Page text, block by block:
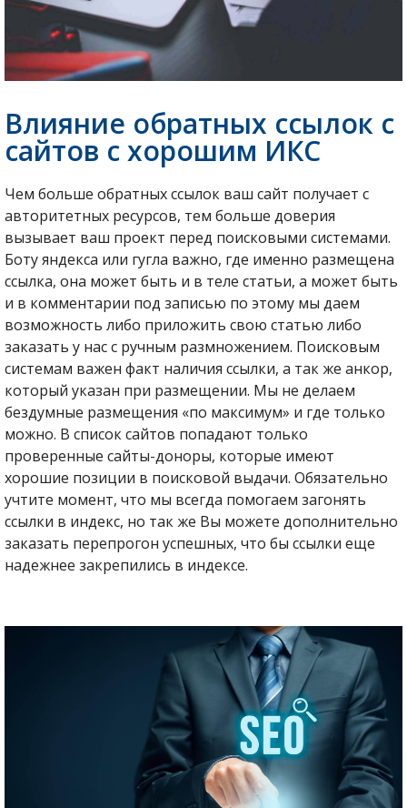
Влияние обратных ссылок с
сайтов с хорошим ИКС
Чем больше обратных ссылок ваш сайт получает с
авторитетных ресурсов, тем больше доверия
вызывает ваш проект перед поисковыми системами.
Боту яндекса или гугла важно, где именно размещена
ссылка, она может быть и в теле статьи, а может быть
и в комментарии под записью по этому мы даем
возможность либо приложить свою статью либо
заказать у нас с ручным размножением. Поисковым
системам важен факт наличия ссылки, а так же анкор,
который указан при размещении. Мы не делаем
бездумные размещения «по максимум» и где только
можно. В список сайтов попадают только
проверенные сайты-доноры, которые имеют
хорошие позиции в поисковой выдачи. Обязательно
учтите момент, что мы всегда помогаем загонять
ссылки в индекс, но так же Вы можете дополнительно
заказать перепрогон успешных, что бы ссылки еще
надежнее закрепились в индексе.